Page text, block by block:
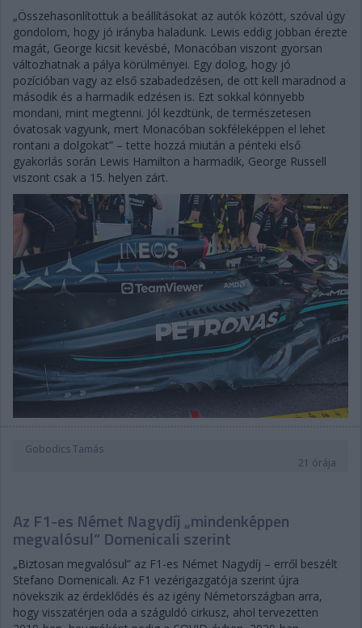
„Összehasonlítottuk a beállításokat az autók között, szóval úgy
gondolom, hogy jó irányba haladunk. Lewis eddig jobban érezte
magát, George kicsit kevésbé, Monacóban viszont gyorsan
változhatnak a pálya körülményei. Egy dolog, hogy jó
pozícióban vagy az első szabadedzésen, de ott kell maradnod a
második és a harmadik edzésen is. Ezt sokkal könnyebb
mondani, mint megtenni. Jól kezdtünk, de természetesen
óvatosak vagyunk, mert Monacóban sokféleképpen el lehet
rontani a dolgokat” – tette hozzá miután a pénteki első
gyakorlás során Lewis Hamilton a harmadik, George Russell
viszont csak a 15. helyen zárt.
Gobodics Tamás
21 órája
Az F1-es Német Nagydíj „mindenképpen
megvalósul” Domenicali szerint
„Biztosan megvalósul” az F1-es Német Nagydíj – erről beszélt
Stefano Domenicali. Az F1 vezérigazgatója szerint újra
növekszik az érdeklődés és az igény Németországban arra,
hogy visszatérjen oda a száguldó cirkusz, ahol tervezetten